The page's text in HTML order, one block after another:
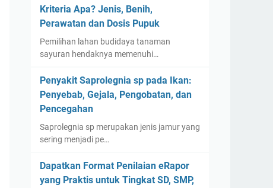
Kriteria Apa? Jenis, Benih,
Perawatan dan Dosis Pupuk
Pemilihan lahan budidaya tanaman
sayuran hendaknya memenuhi…
Penyakit Saprolegnia sp pada Ikan:
Penyebab, Gejala, Pengobatan, dan
Pencegahan
Saprolegnia sp merupakan jenis jamur yang
sering menjadi pe…
Dapatkan Format Penilaian eRapor
yang Praktis untuk Tingkat SD, SMP,